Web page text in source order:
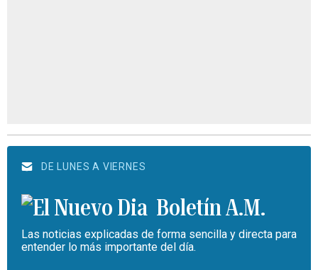
DE LUNES A VIERNES
Boletín A.M.
Las noticias explicadas de forma sencilla y directa para
entender lo más importante del día.